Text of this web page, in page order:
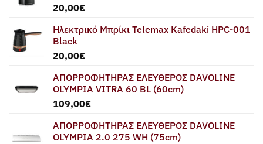
20,00€
Ηλεκτρικό Μπρίκι Telemax Kafedaki HPC-001
Black
20,00€
ΑΠΟΡΡΟΦΗΤΗΡΑΣ ΕΛΕΥΘΕΡΟΣ DAVOLINE
OLYMPIA VITRA 60 BL (60cm)
109,00€
ΑΠΟΡΡΟΦΗΤΗΡΑΣ ΕΛΕΥΘΕΡΟΣ DAVOLINE
OLYMPIA 2.0 275 WH (75cm)